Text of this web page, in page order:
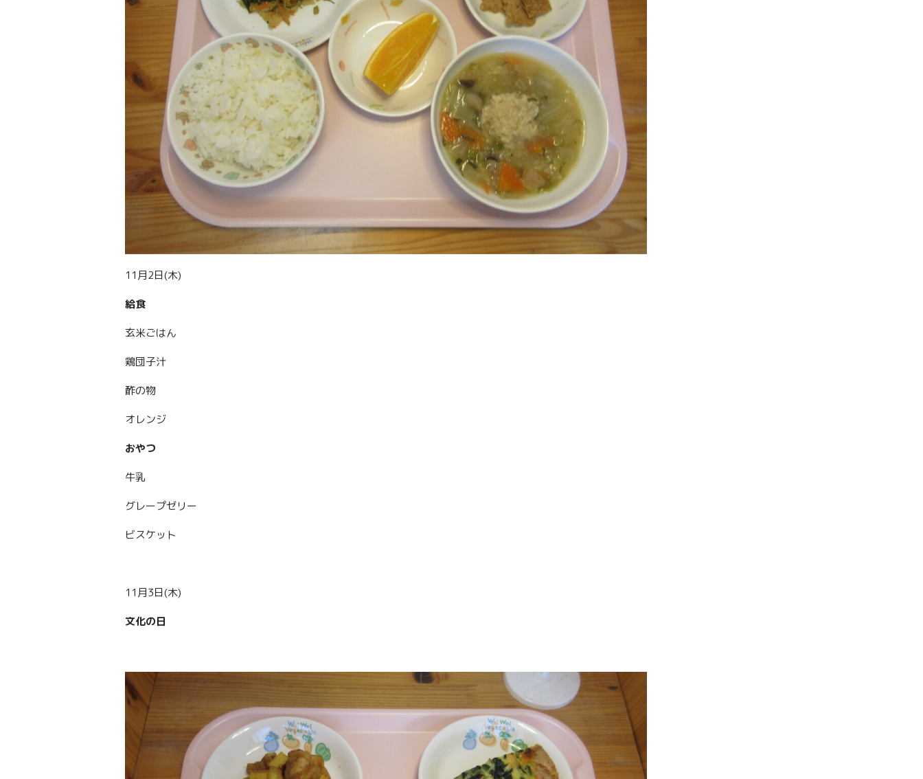
11月2日(木)
給食
玄米ごはん
鶏団子汁
酢の物
オレンジ
おやつ
牛乳
グレープゼリー
ビスケット
11月3日(木)
文化の日